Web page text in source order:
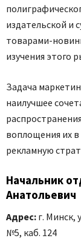
издательской и
товарами-
изучения этого
Задача
наилучшее
воплощения их
рекламную
Начальник
Анатольевич
Адрес: г. Минск,
№5, каб. 124